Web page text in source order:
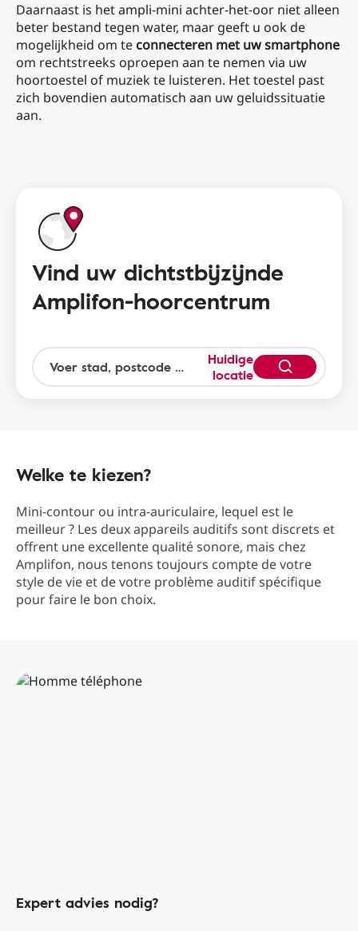
Daarnaast is het ampli-mini achter-het-oor niet alleen
beter bestand tegen water, maar geeft u ook de
mogelijkheid om te connecteren met uw smartphone
om rechtstreeks oproepen aan te nemen via uw
hoortoestel of muziek te luisteren. Het toestel past
zich bovendien automatisch aan uw geluidssituatie
aan.
Vind uw dichtstbijzijnde
Amplifon-hoorcentrum
Huidige
locatie
Welke te kiezen?
Mini-contour ou intra-auriculaire, lequel est le
meilleur ? Les deux appareils auditifs sont discrets et
offrent une excellente qualité sonore, mais chez
Amplifon, nous tenons toujours compte de votre
style de vie et de votre problème auditif spécifique
pour faire le bon choix.
Expert advies nodig?